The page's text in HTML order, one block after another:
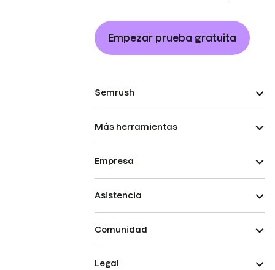
Empezar prueba gratuita
Semrush
Más herramientas
Empresa
Asistencia
Comunidad
Legal